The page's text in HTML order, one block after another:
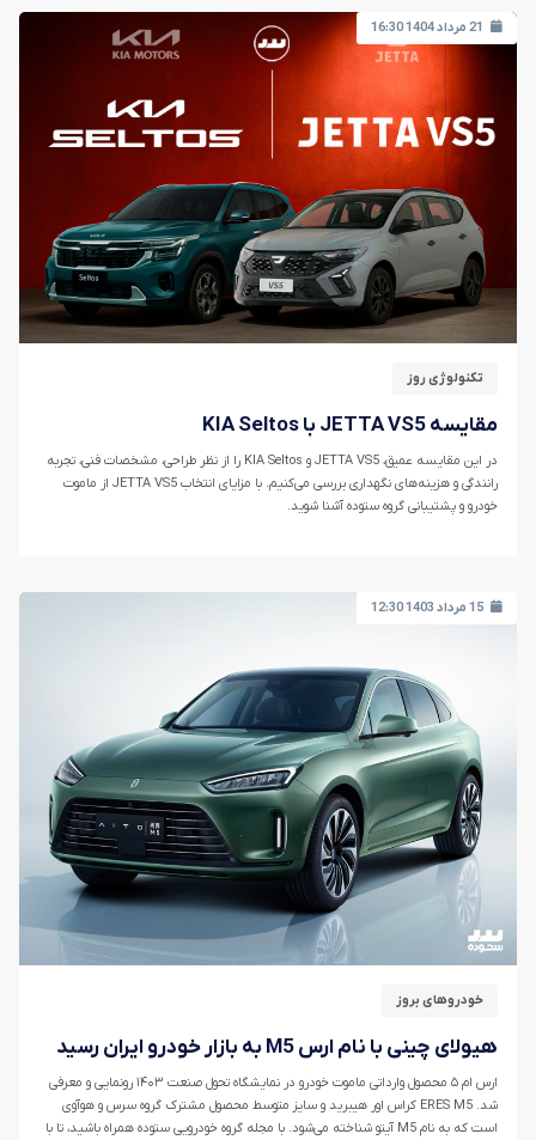
تکنولوژی روز
مقایسه JETTA VS5 با KIA Seltos
در این مقایسه عمیق، JETTA VS5 و KIA Seltos را از نظر طراحی، مشخصات فنی، تجربه
رانندگی و هزینه‌های نگهداری بررسی می‌کنیم. با مزایای انتخاب JETTA VS5 از ماموت
خودرو و پشتیبانی گروه ستوده آشنا شوید.
خودروهای بروز
هیولای چینی با نام ارس M5 به بازار خودرو ایران رسید
ارس ام ۵ محصول وارداتی ماموت خودرو در نمایشگاه تحول صنعت ۱۴۰۳ رونمایی و معرفی
شد. ERES M5 کراس اور هیبرید و سایز متوسط محصول مشترک گروه سرس و هوآوی
است که به نام M5 آیتو شناخته می‌شود. با مجله گروه خودرویی ستوده همراه باشید، تا با